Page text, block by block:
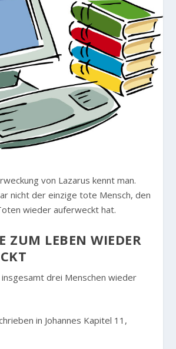
von Lazarus kennt man.
nicht der einzige tote Mensch, den
wieder auferweckt hat.
ZUM LEBEN WIEDER
drei Menschen wieder
in Johannes Kapitel 11,